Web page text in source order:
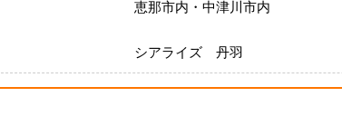
恵那市内・中津川市内
シアライズ 丹羽